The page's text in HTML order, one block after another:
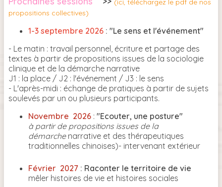
(ici, téléchargez le pdf de nos
propositions collectives)
1-3 septembre 2026: "Le sens et l'événement"
- Le matin : travail personnel, écriture et partage des
textes à partir de propositions issues de la sociologie
clinique et de la démarche narrative
J1 : la place / J2 : l'événement / J3 : le sens
- L'après-midi : échange de pratiques à partir de sujets
soulevés par un ou plusieurs participants.
Novembre 2026 : "Ecouter, une posture"
à partir de propositions issues de la
démarchenarrative et des thérapeutiques
traditionnelles chinoises)- intervenant extérieur
Février 2027: Raconter le territoire de vie
mêler histoires de vie et histoires sociales